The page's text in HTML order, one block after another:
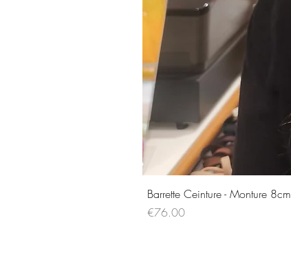
Barrette Ceinture - Monture 8cm
Price
€76.00